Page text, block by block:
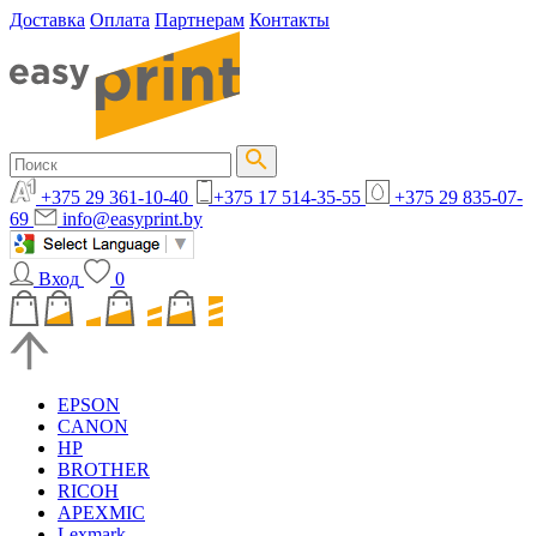
Доставка Оплата Партнерам Контакты
+375 29 361-10-40 +375 17 514-35-55
+375 29 835-07-
69
info@easyprint.by
Вход 0
EPSON
CANON
HP
BROTHER
RICOH
APEXMIC